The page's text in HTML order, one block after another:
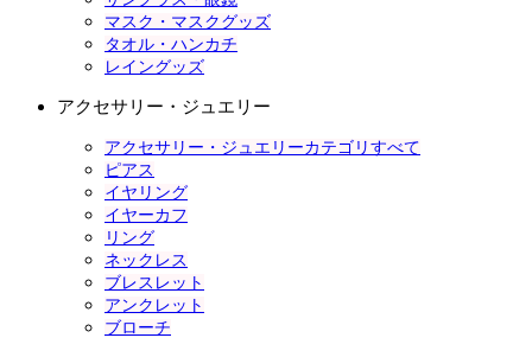
マスク・マスクグッズ
タオル・ハンカチ
レイングッズ
アクセサリー・ジュエリー
アクセサリー・ジュエリーカテゴリすべて
ピアス
イヤリング
イヤーカフ
リング
ネックレス
ブレスレット
アンクレット
ブローチ